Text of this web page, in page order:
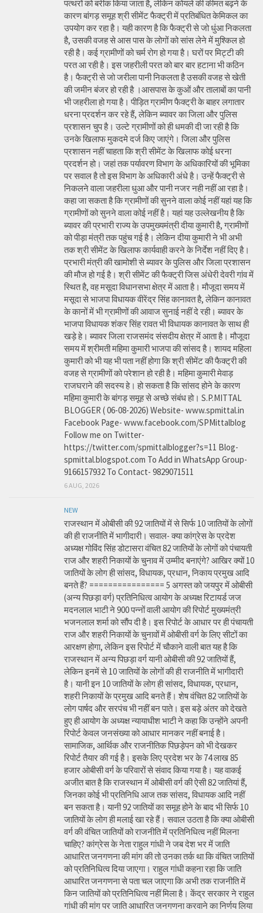
पत्थरों को बरीक किया जाता है, लेकिन कोयले की कीमत बढ़ने के
कारण बांगड़ समूह श्री सीमेंट फैक्ट्री में प्रतिबंधित केमिकल का
उपयोग कर रहा है। यही कारण है कि फैक्ट्री से जो धुंआ निकलता
है, उसकी वजह से आस पास के लोगों को सांस लेने में मुश्किल हो
रही है। कई ग्रामीणों को चर्म रोग हो गया है। घरों पर मिट्टी की
परत आ रही है। इस जहरीली परत को बार बार हटाना भी कठिन
है। फैक्ट्री से जो जरीला पानी निकलता है उसकी वजह से खेती
की जमीन बंजर हो रही है ।आसपास के कुओं और तालाबों का पानी
भी जहरीला हो गया है। पीड़ित ग्रामीण फैक्ट्री के बाहर लगातार
धरना प्रदर्शन कर रहे हैं, लेकिन ब्यावर का जिला और पुलिस
प्रशासन चुप है। उल्टे ग्रामीणों को ही धमकी दी जा रही है कि
उनके खिलाफ मुकदमे दर्ज किए जाएंगे। जिला और पुलिस
प्रशासन नहीं चाहता कि श्री सीमेंट के खिलाफ कोई धरना
प्रदर्शन हो। जहां तक पर्यावरण विभाग के अधिकारियों की भूमिका
पर सवाल है तो इस विभाग के अधिकारी अंधे है। उन्हें फैक्ट्री से
निकलने वाला जहरीला धुआ और पानी नजर नही नहीं आ रहा है।
कहा जा सकता है कि ग्रामीणों की सुनने वाला कोई नहीं यहां यह कि
ग्रामीणों को सुनने वाला कोई नहीं है। यहां यह उल्लेखनीय है कि
ब्यावर की प्रभारी राज्य के उपमुख्यमंत्री दीया कुमारी है, ग्रामीणों
को पीड़ा मंत्री तक पहुंच गई है। लेकिन दीया कुमारी ने भी अभी
तक श्री सीमेंट के खिलाफ कार्यवाही करने के निर्देश नहीं दिए है।
प्रभारी मंत्री की खामोशी से ब्यावर के पुलिस और जिला प्रशासन
की मौज हो गई है। श्री सीमेंट की फैक्ट्री जिस अंधेरी देवरी गांव में
स्थित है, वह मसूदा विधानसभा क्षेत्र में आता है। मौजूदा समय में
मसूदा से भाजपा विधायक वीरेंद्र सिंह कानावत है, लेकिन कानावत
के कानों में भी ग्रामीणों की आवाज सुनाई नहीं दे रही। ब्यावर के
भाजपा विधायक शंकर सिंह रावत भी विधायक कानावत के साथ ही
खड़े हे। ब्यावर जिला राजसमंद संसदीय क्षेत्र में आता है। मौजूदा
समय में श्रीमती महिमा कुमारी भाजपा की सांसद है। शायद महिला
कुमारी को भी यह भी पता नहीं होगा कि श्री सीमेंट की फैक्ट्री की
वजह से ग्रामीणों को परेशान हो रही है। महिमा कुमारी मेवाड़
राजघराने की सदस्य हे। हो सकता है कि सांसद होने के कारण
महिमा कुमारी के बांगड़ समूह से अच्छे संबंध हो। S.P.MITTAL
BLOGGER ( 06-08-2026) Website- www.spmittal.in
Facebook Page- www.facebook.com/SPMittalblog
Follow me on Twitter-
https://twitter.com/spmittalblogger?s=11 Blog-
spmittal.blogspot.com To Add in WhatsApp Group-
9166157932 To Contact- 9829071511
6 AUG, 2026
NEW
राजस्थान में ओबीसी की 92 जातियों में से सिर्फ 10 जातियों के लोगों
की ही राजनीति में भागीदारी। सवाल- क्या कांग्रेस के प्रदेश
अध्यक्ष गोविंद सिंह डोटासरा वंचित 82 जातियों के लोगों को पंचायती
राज और शहरी निकायों के चुनाव में उम्मीद बनाएंगे? आखिर क्यों 10
जातियों के लोग ही सांसद, विधायक, प्रधान, निकाय प्रमुख आदि
बनते हैं? ================ 5 अगस्त को जयपुर में ओबीसी
(अन्य पिछड़ा वर्ग) प्रतिनिधित्व आयोग के अध्यक्ष रिटायर्ड जज
मदनलाल भाटी ने 900 पन्नों वाली आयोग की रिपोर्ट मुख्यमंत्री
भजनलाल शर्मा को सौंप दी है। इस रिपोर्ट के आधार पर ही पंचायती
राज और शहरी निकायों के चुनावों में ओबीसी वर्ग के लिए सीटों का
आरक्षण होगा, लेकिन इस रिपोर्ट में चौकाने वाली बात यह है कि
राजस्थान में अन्य पिछड़ा वर्ग यानी ओबीसी की 92 जातियों हैं,
लेकिन इनमें से 10 जातियों के लोगों की ही राजनीति में भागीदारी
है। यानी इन 10 जातियों के लोग ही सांसद, विधायक, प्रधान,
शहरी निकायों के प्रमुख आदि बनते हैं। शेष वंचित 82 जातियों के
लोग पार्षद और सरपंच भी नहीं बन पाते। इस बड़े अंतर को देखते
हुए ही आयोग के अध्यक्ष न्यायाधीश भाटी ने कहा कि उन्होंने अपनी
रिपोर्ट केवल जनसंख्या को आधार मानकर नहीं बनाई है।
सामाजिक, आर्थिक और राजनीतिक पिछड़ेपन को भी देखकर
रिपोर्ट तैयार की गई है। इसके लिए प्रदेश भर के 74 लाख 85
हजार ओबीसी वर्ग के परिवारों से संवाद किया गया है। यह वाकई
अजीत बात है कि राजस्थान में ओबीसी वर्ग की ऐसी 82 जातियां हैं,
जिनका कोई भी प्रतिनिधि आज तक सांसद, विधायक आदि नहीं
बन सकता है। यानी 92 जातियों का समूह होने के बाद भी सिर्फ 10
जातियों के लोग ही मलाई खा रहे हैं। सवाल उठता है कि क्या ओबीसी
वर्ग की वंचित जातियों को राजनीति में प्रतिनिधित्व नहीं मिलना
चाहिए? कांग्रेस के नेता राहुल गांधी ने जब देश भर में जाति
आधारित जनगणना की मांग की तो उनका तर्क था कि वंचित जातियों
को प्रतिनिधित्व दिया जाएगा। राहुल गांधी कहना रहा कि जाति
आधारित जनगणना से पता चल जाएगा कि अभी तक राजनीति में
किन जातियों को प्रतिनिधित्व नहीं मिला है। केंद्र सरकार ने राहुल
गांधी की मांग पर जाति आधारित जनगणना करवाने का निर्णय लिया